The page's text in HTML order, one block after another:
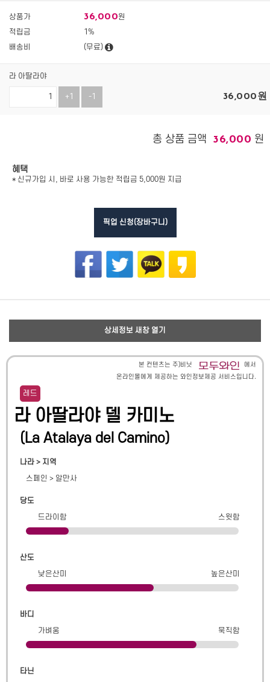
상품가 36,000원
적립금
1%
배송비
(무료)
라 아딸라야
+1 -1 36,000원
총 상품 금액 36,000 원
혜택
* 신규가입 시, 바로 사용 가능한 적립금 5,000원 지급
픽업 신청(장바구니)
상세정보 새창 열기
본 컨텐츠는 주)비닛
에서
온라인몰에게 제공하는 와인정보제공 서비스입니다.
레드
라 아딸라야 델 카미노
(La Atalaya del Camino)
나라 > 지역
스페인 > 알만사
당도
드라이함
스윗함
산도
낮은산미
높은산미
바디
가벼움
묵직함
타닌